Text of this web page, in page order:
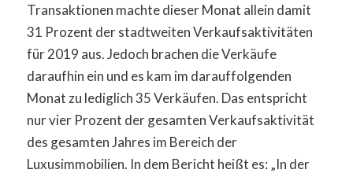
Transaktionen machte dieser Monat allein damit
31 Prozent der stadtweiten Verkaufsaktivitäten
für 2019 aus. Jedoch brachen die Verkäufe
daraufhin ein und es kam im darauffolgenden
Monat zu lediglich 35 Verkäufen. Das entspricht
nur vier Prozent der gesamten Verkaufsaktivität
des gesamten Jahres im Bereich der
Luxusimmobilien. In dem Bericht heißt es: „In der